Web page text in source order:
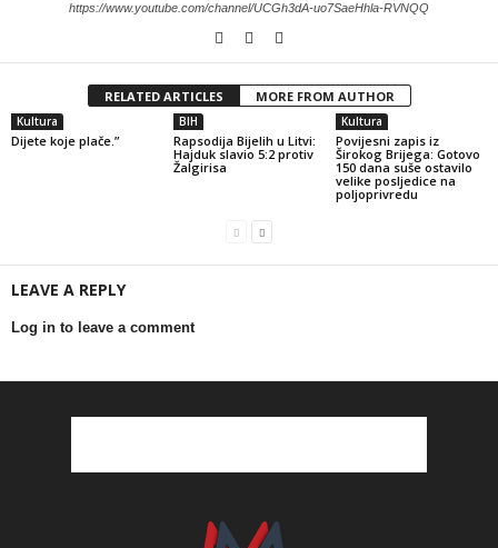
https://www.youtube.com/channel/UCGh3dA-uo7SaeHhla-RVNQQ
RELATED ARTICLES MORE FROM AUTHOR
Kultura
Dijete koje plače.”
BIH
Rapsodija Bijelih u Litvi:
Hajduk slavio 5:2 protiv
Žalgirisa
Kultura
Povijesni zapis iz
Širokog Brijega: Gotovo
150 dana suše ostavilo
velike posljedice na
poljoprivredu
LEAVE A REPLY
Log in to leave a comment